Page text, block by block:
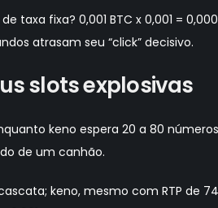
taxa fixa? 0,001 BTC x 0,001 =
atrasam seu “click” decisivo.
slots explosivas
keno espera 20 a 80
de um canhão.
keno, mesmo com RTP de